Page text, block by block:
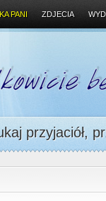
PANI ZDJECIA
przyjaciół,